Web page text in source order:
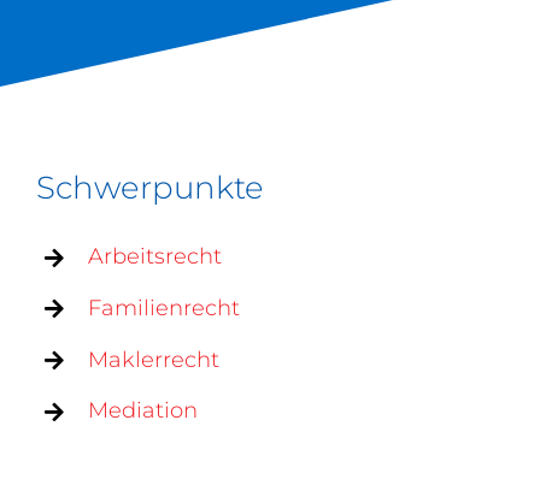
Schwerpunkte
Arbeitsrecht
Familienrecht
Maklerrecht
Mediation